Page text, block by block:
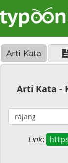
Arti Kata
Arti Kata -
Link: